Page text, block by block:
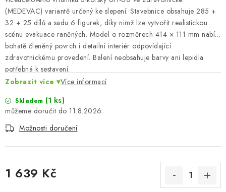
Obchodní podmínky
Podmínky ochrany osobních údajů
Reklamační řád
Velkoobchod (B2B)
Převodník modelářských barev
Modelářský slovník Art Scale
FAQ
Výstavy 2026
(MEDEVAC) variantě určený ke slepení. Stavebnice obsahuje 285 +
32 + 25 dílů a sadu 6 figurek, díky nimž lze vytvořit realistickou
scénu evakuace raněných. Model o rozměrech 414 × 111 mm nabízí
bohatě členěný povrch i detailní interiér odpovídající
zdravotnickému provedení. Balení neobsahuje barvy ani lepidla
potřebná k sestavení.
Zobrazit více
Více informací
Skladem (1 ks)
11.8.2026
Možnosti doručení
1 639 Kč